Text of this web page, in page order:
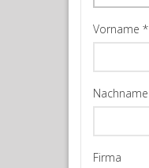
Vorname *
Nachname
Firma